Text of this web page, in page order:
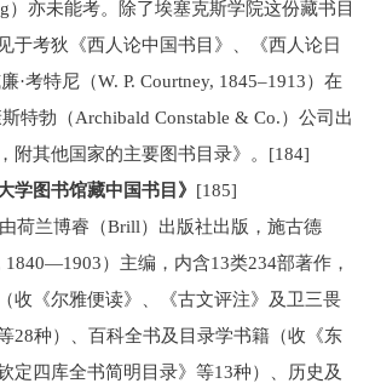
）亦未能考。除了埃塞克斯学院这份藏书目
于考狄《西人论中国书目》、《西人论日
·考特尼（W. P. Courtney, 1845–1913）在
特勃（Archibald Constable & Co.）公司出
附其他国家的主要图书目录》。[184]
学图书馆藏中国书目》 [185]
荷兰博睿（Brill）出版社出版，施古德
1840—1903）主编，内含13类234部著作，
收《尔雅便读》、《古文评注》及卫三畏
28种）、百科全书及目录学书籍（收《东
定四库全书简明目录》等13种）、历史及